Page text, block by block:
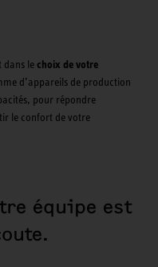
dans le choix de votre
d’appareils de production
pour répondre
le confort de votre
équipe est